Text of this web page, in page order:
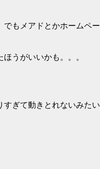
でもメアドとかホームペー
うがいいかも。。。
すぎて動きとれないみたい